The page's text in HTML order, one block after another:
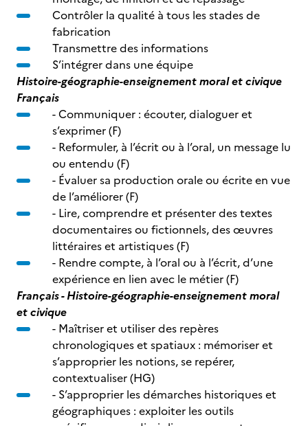
Contrôler la qualité à tous les stades de
fabrication
Transmettre des informations
S’intégrer dans une équipe
Histoire-géographie-enseignement moral et civique
Français
- Communiquer : écouter, dialoguer et
s’exprimer (F)
- Reformuler, à l’écrit ou à l’oral, un message lu
ou entendu (F)
- Évaluer sa production orale ou écrite en vue
de l’améliorer (F)
- Lire, comprendre et présenter des textes
documentaires ou fictionnels, des œuvres
littéraires et artistiques (F)
- Rendre compte, à l’oral ou à l’écrit, d’une
expérience en lien avec le métier (F)
Français - Histoire-géographie-enseignement moral
et civique
- Maîtriser et utiliser des repères
chronologiques et spatiaux : mémoriser et
s’approprier les notions, se repérer,
contextualiser (HG)
- S’approprier les démarches historiques et
géographiques : exploiter les outils